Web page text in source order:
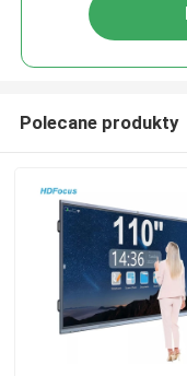
Polecane produkty